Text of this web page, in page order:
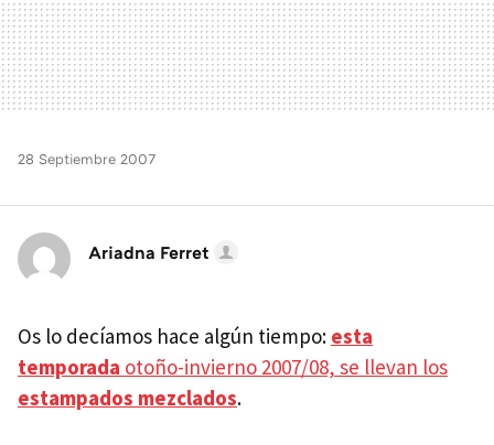
28 Septiembre 2007
Ariadna Ferret
Os lo decíamos hace algún tiempo: esta
temporada otoño-invierno 2007/08, se llevan los
estampados mezclados.